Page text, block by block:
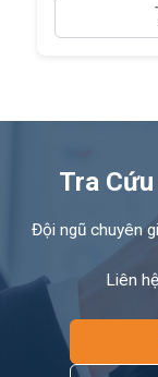
Tra
Đội ngũ chuyên
Liên